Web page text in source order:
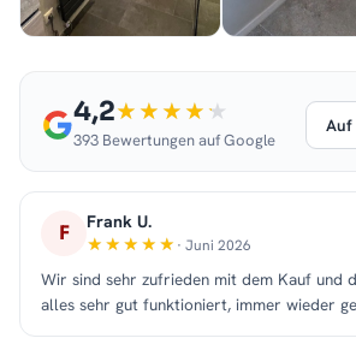
4,2
393 Bewertungen auf Google
Auf
F Frank U.
· Juni 2026
Wir sind sehr zufrieden mit dem Kauf und
alles sehr gut funktioniert, immer wieder